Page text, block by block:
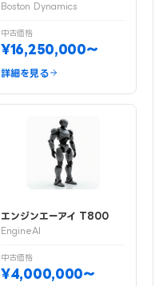
Boston Dynamics
中古価格
¥16,250,000〜
詳細を見る
エンジンエーアイ T800
EngineAI
中古価格
¥4,000,000〜